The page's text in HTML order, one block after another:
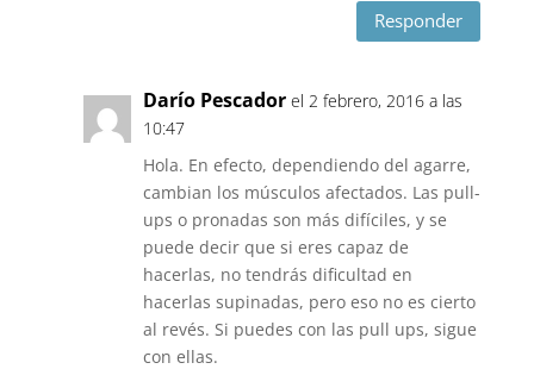
Responder
Darío Pescador el 2 febrero, 2016 a las
10:47
Hola. En efecto, dependiendo del agarre,
cambian los músculos afectados. Las pull-
ups o pronadas son más difíciles, y se
puede decir que si eres capaz de
hacerlas, no tendrás dificultad en
hacerlas supinadas, pero eso no es cierto
al revés. Si puedes con las pull ups, sigue
con ellas.